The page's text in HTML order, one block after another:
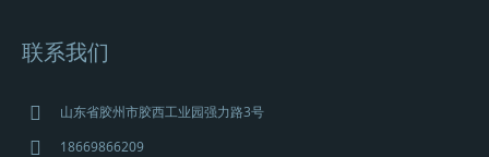
联系我们
山东省胶州市胶西工业园强力路3号
18669866209